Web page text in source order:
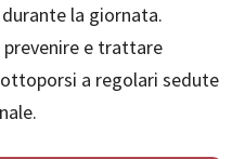
la giornata.
e trattare
a regolari sedute